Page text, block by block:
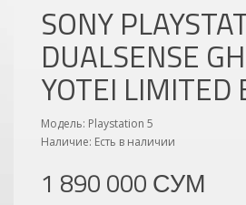
SONY
DUALSENSE
YOTEI LIMITED
Модель: Playstation 5
Наличие: Есть в наличии
1 890 000 СУМ